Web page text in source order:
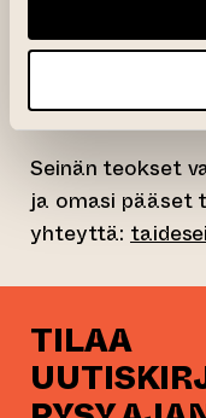
taiteilijoilla on
kokemus
yhä aktiivisesti
maalauspinnoilla.
Seinän teokset
ja omasi
yhteyttä:
TILAA